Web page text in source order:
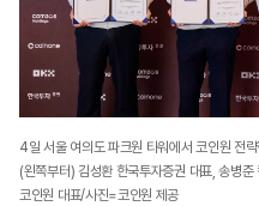
4일 서울 여의도 파크원 타워에서 코인원 전
(왼쪽부터) 김성환 한국투자증권 대표, 송병
코인원 대표/사진=코인원 제공